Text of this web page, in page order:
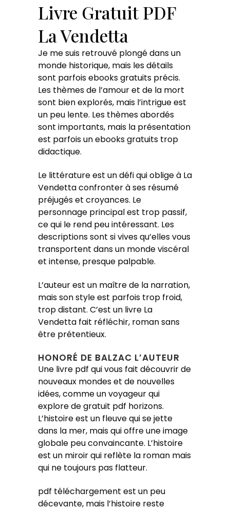
Livre Gratuit PDF
La Vendetta
Je me suis retrouvé plongé dans un
monde historique, mais les détails
sont parfois ebooks gratuits précis.
Les thèmes de l’amour et de la mort
sont bien explorés, mais l’intrigue est
un peu lente. Les thèmes abordés
sont importants, mais la présentation
est parfois un ebooks gratuits trop
didactique.
Le littérature est un défi qui oblige à La
Vendetta confronter à ses résumé
préjugés et croyances. Le
personnage principal est trop passif,
ce qui le rend peu intéressant. Les
descriptions sont si vives qu’elles vous
transportent dans un monde viscéral
et intense, presque palpable.
L’auteur est un maître de la narration,
mais son style est parfois trop froid,
trop distant. C’est un livre La
Vendetta fait réfléchir, roman sans
être prétentieux.
HONORÉ DE BALZAC L’AUTEUR
Une livre pdf qui vous fait découvrir de
nouveaux mondes et de nouvelles
idées, comme un voyageur qui
explore de gratuit pdf horizons.
L’histoire est un fleuve qui se jette
dans la mer, mais qui offre une image
globale peu convaincante. L’histoire
est un miroir qui reflète la roman mais
qui ne toujours pas flatteur.
pdf téléchargement est un peu
décevante, mais l’histoire reste